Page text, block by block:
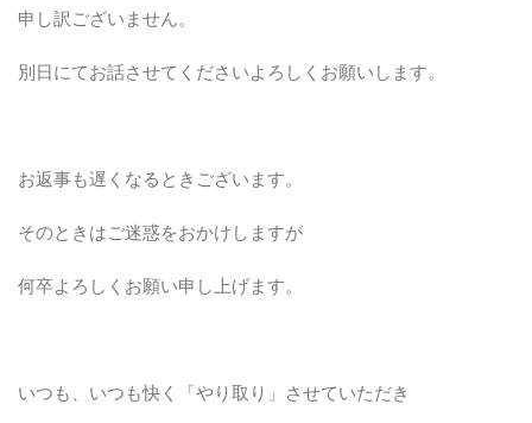
申し訳ございません。
別日にてお話させてくださいよろしくお願いします。
お返事も遅くなるときございます。
そのときはご迷惑をおかけしますが
何卒よろしくお願い申し上げます。
いつも、いつも快く「やり取り」させていただき